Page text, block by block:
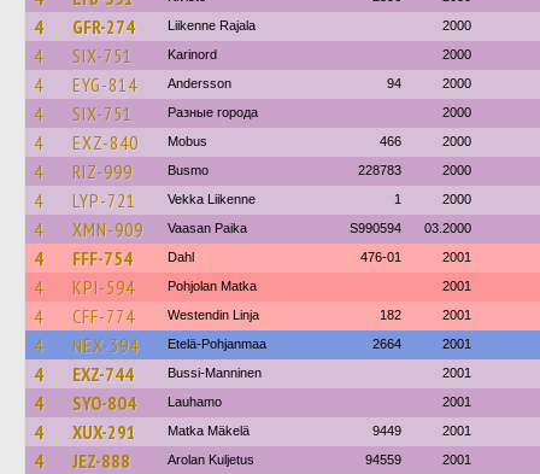
4 GFR-274 Liikenne Rajala 2000
4 SIX-751 Karinord 2000
4 EYG-814 Andersson 94 2000
4 SIX-751 Разные города 2000
4 EXZ-840 Mobus 466 2000
4 RIZ-999 Busmo 228783 2000
4 LYP-721 Vekka Liikenne 1 2000
4 XMN-909 Vaasan Paika S990594 03.2000
4 FFF-754 Dahl 476-01 2001
4 KPI-594 Pohjolan Matka 2001
4 CFF-774 Westendin Linja 182 2001
4 NEX-394 Etelä-Pohjanmaa 2664 2001
4 EXZ-744 Bussi-Manninen 2001
4 SYO-804 Lauhamo 2001
4 XUX-291 Matka Mäkelä 9449 2001
4 JEZ-888 Arolan Kuljetus 94559 2001